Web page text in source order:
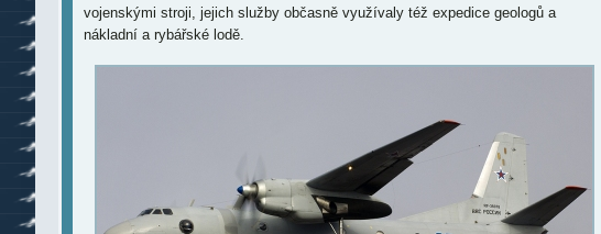
vojenskými stroji, jejich služby občasně využívaly též expedice geologů a
nákladní a rybářské lodě.